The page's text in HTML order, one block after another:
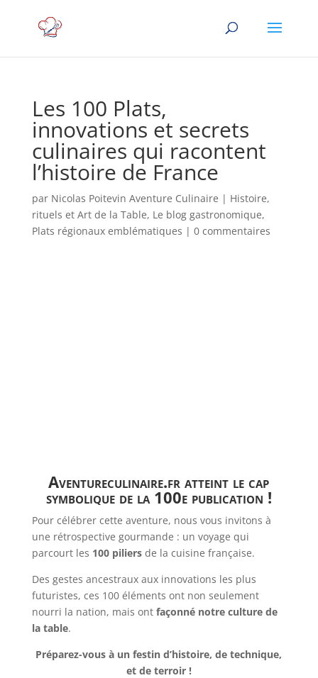
Les 100 Plats,
innovations et secrets
culinaires qui racontent
l’histoire de France
par Nicolas Poitevin Aventure Culinaire | Histoire,
rituels et Art de la Table, Le blog gastronomique,
Plats régionaux emblématiques | 0 commentaires
Aventureculinaire.fr atteint le cap
symbolique de la 100e publication !
Pour célébrer cette aventure, nous vous invitons à
une rétrospective gourmande : un voyage qui
parcourt les 100 piliersde la cuisine française.
Des gestes ancestraux aux innovations les plus
futuristes, ces 100 éléments ont non seulement
nourri la nation, mais ont façonné notre culture de
la table.
Préparez-vous à un festin d’histoire, de technique,
et de terroir !